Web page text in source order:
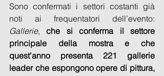
Sono confermati i settori costanti già
Gallerie, che si conferma il settore
principale della mostra e che
quest'anno presenta 221 gallerie
leader che espongono opere di pittura,